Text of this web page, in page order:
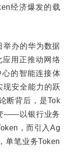
经济爆发的载
办的华为数据
用正推动网络
心的智能连接体
现安全能力的跃
断背后，是Tok
——以银行业务
，而引入Ag
单笔业务Token